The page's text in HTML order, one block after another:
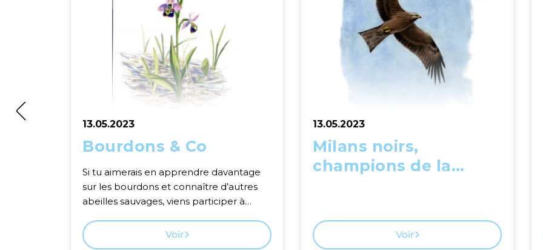
13.05.2023
Bourdons & Co
Si tu aimerais en apprendre davantage
sur les bourdons et connaître d’autres
abeilles sauvages, viens participer à
Voir
13.05.2023
Milans noirs,
champions de la
Voir